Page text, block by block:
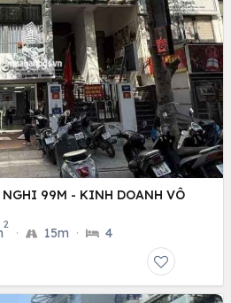
99M - KINH DOANH VÔ
2
· 15m · 4